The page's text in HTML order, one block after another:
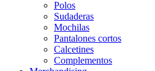
Polos
Sudaderas
Mochilas
Pantalones cortos
Calcetines
Complementos